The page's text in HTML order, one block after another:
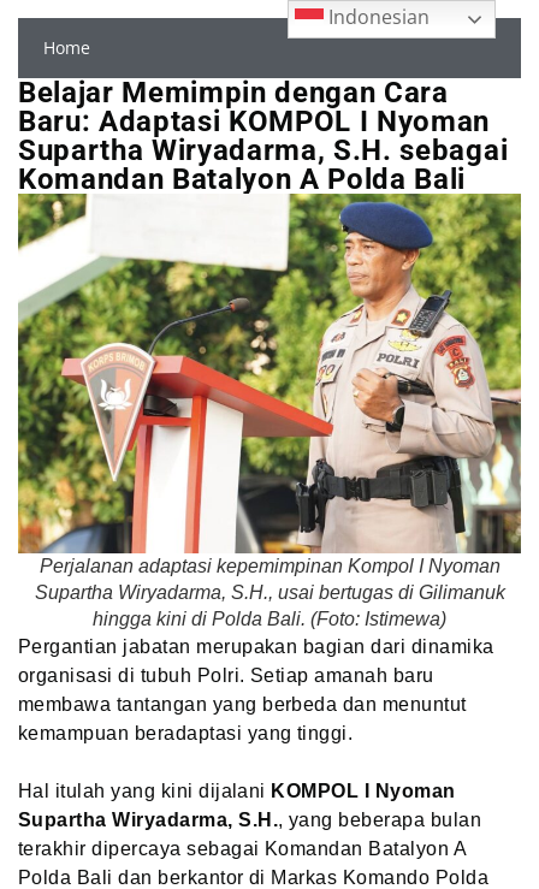
Home
Belajar Memimpin dengan Cara
Baru: Adaptasi KOMPOL I Nyoman
Supartha Wiryadarma, S.H. sebagai
Komandan Batalyon A Polda Bali
Perjalanan adaptasi kepemimpinan Kompol I Nyoman
Supartha Wiryadarma, S.H., usai bertugas di Gilimanuk
hingga kini di Polda Bali. (Foto: Istimewa)
Pergantian jabatan merupakan bagian dari dinamika
organisasi di tubuh Polri. Setiap amanah baru
membawa tantangan yang berbeda dan menuntut
kemampuan beradaptasi yang tinggi.
Hal itulah yang kini dijalani KOMPOL I Nyoman
Supartha Wiryadarma, S.H., yang beberapa bulan
terakhir dipercaya sebagai Komandan Batalyon A
Polda Bali dan berkantor di Markas Komando Polda
Indonesian